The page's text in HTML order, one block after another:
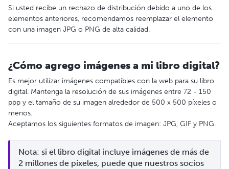
Si usted recibe un rechazo de distribución debido a uno de los
elementos anteriores, recomendamos reemplazar el elemento
con una imagen JPG o PNG de alta calidad.
¿Cómo agrego imágenes a mi libro digital?
Es mejor utilizar imágenes compatibles con la web para su libro
digital. Mantenga la resolución de sus imágenes entre 72 - 150
ppp y el tamaño de su imagen alrededor de 500 x 500 píxeles o
menos.
Aceptamos los siguientes formatos de imagen: JPG, GIF y PNG.
Nota: si el libro digital incluye imágenes de más de
2 millones de píxeles, puede que nuestros socios